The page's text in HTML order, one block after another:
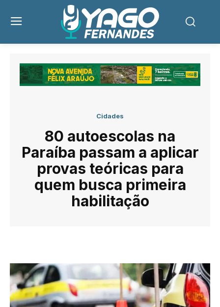
Cidades
80 autoescolas na
Paraíba passam a aplicar
provas teóricas para
quem busca primeira
habilitação